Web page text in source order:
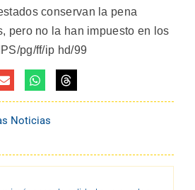
conservan la pena
pero no la han impuesto en los
pg/ff/ip hd/99
Noticias